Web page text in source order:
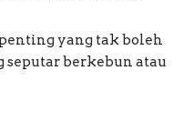
yang tak boleh
seputar berkebun atau